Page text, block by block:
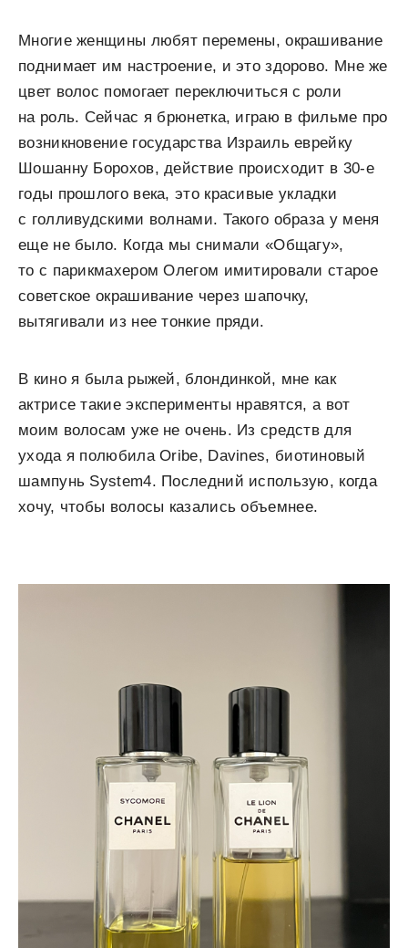
Многие женщины любят перемены, окрашивание
поднимает им настроение, и это здорово. Мне же
цвет волос помогает переключиться с роли
на роль. Сейчас я брюнетка, играю в фильме про
возникновение государства Израиль еврейку
Шошанну Борохов, действие происходит в 30-е
годы прошлого века, это красивые укладки
с голливудскими волнами. Такого образа у меня
еще не было. Когда мы снимали «Общагу»,
то с парикмахером Олегом имитировали старое
советское окрашивание через шапочку,
вытягивали из нее тонкие пряди.
В кино я была рыжей, блондинкой, мне как
актрисе такие эксперименты нравятся, а вот
моим волосам уже не очень. Из средств для
ухода я полюбила Oribe, Davines, биотиновый
шампунь System4. Последний использую, когда
хочу, чтобы волосы казались объемнее.